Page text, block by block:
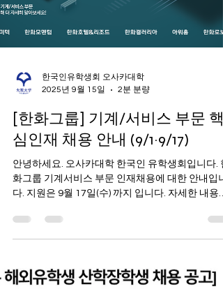
2025년 9월 15일
2분 분량
[한화그룹] 기계/서비스 부문 핵
심인재 채용 안내 (9/1~9/17)
안녕하세요. 오사카대학 한국인 유학생회입니다.
다. 지원은 9월 17일(수) 까지 입니다. 자세한 내용은
아래 내용을 참고해 주시길 바랍니다. 오사카대학